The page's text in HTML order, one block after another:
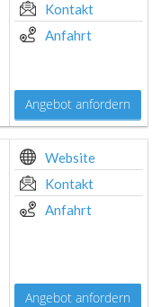
Kontakt
Anfahrt
Angebot anfordern
Website
Kontakt
Anfahrt
Angebot anfordern